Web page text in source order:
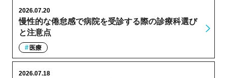
慢性的な倦怠感で病院を受診する際の診療科選び
と注意点
2026.07.20
医療
2026.07.18